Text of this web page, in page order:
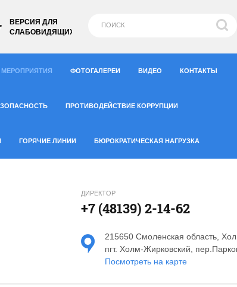
ВЕРСИЯ ДЛЯ
СЛАБОВИДЯЩИХ
ФОТОГАЛЕРЕИ ВИДЕО КОНТАКТЫ
ПРОТИВОДЕЙСТВИЕ КОРРУПЦИИ
ГОРЯЧИЕ ЛИНИИ БЮРОКРАТИЧЕСКАЯ НАГРУЗКА
ДИРЕКТОР
+7 (48139) 2-14-62
215650 Смоленская область,
пгт. Холм-Жирковский,
Посмотреть на карте